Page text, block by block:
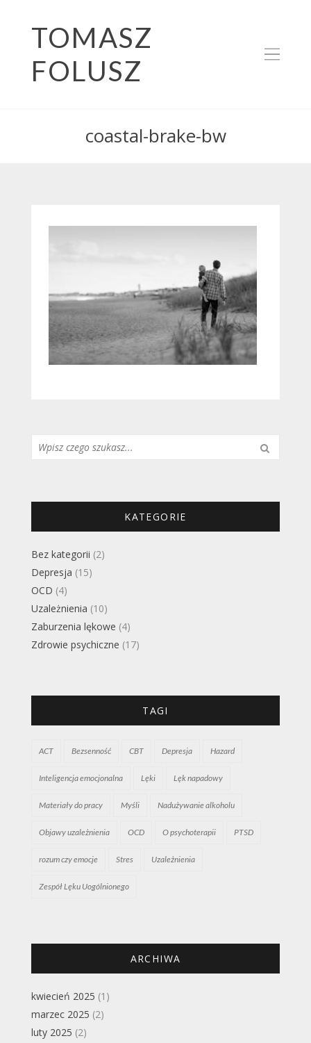
TOMASZ
FOLUSZ
coastal-brake-bw
KATEGORIE
Bez kategorii (2)
Depresja (15)
OCD (4)
Uzależnienia (10)
Zaburzenia lękowe (4)
Zdrowie psychiczne (17)
TAGI
ACT Bezsenność CBT Depresja Hazard
Inteligencja emocjonalna Lęki Lęk napadowy
Materiały do pracy Myśli Nadużywanie alkoholu
Objawy uzależnienia OCD O psychoterapii PTSD
rozum czy emocje Stres Uzależnienia
Zespół Lęku Uogólnionego
ARCHIWA
kwiecień 2025 (1)
marzec 2025 (2)
luty 2025 (2)